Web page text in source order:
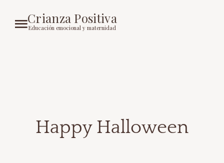
Crianza Positiva
Educación emocional y maternidad
Happy Halloween